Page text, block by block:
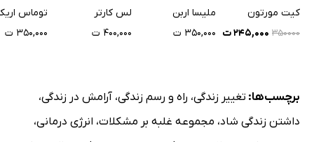
کیت مورتون
۳۵۰۰۰۰ ۲۴۵,۰۰۰ ت
ملیسا اربن
۳۵۰,۰۰۰ ت
لس کارتر
۴۰۰,۰۰۰ ت
توماس
۳۵۰,۰۰۰ ت
برچسب‌ها: تغییر زندگی، راه و رسم زندگی، آرامش در زندگی،
داشتن زندگی شاد، مجموعه غلبه بر مشکلات، انرژی درمانی،